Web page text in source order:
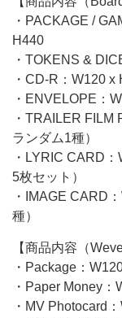
・PACKAGE /
H440
・TOKENS &
・CD-R：W120 x
・ENVELOPE：
・TRAILER FILM
ランダム1種）
・LYRIC CARD
5枚セット）
・IMAGE CARD
種）
【商品内容（
・Package：
・Paper Money：
・MV Photocard